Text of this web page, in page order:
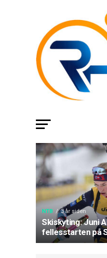
NTB 3 år siden
Skiskyting: Juni
fellesstarten på